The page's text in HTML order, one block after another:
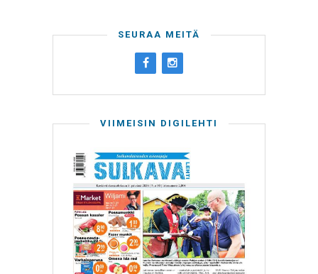
SEURAA MEITÄ
VIIMEISIN DIGILEHTI